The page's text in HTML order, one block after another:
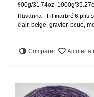
900g/31.74oz 1000g/
Havanna - Fil marbré 6 plis
clair, beige, gravier, boue,
Comparer Ajouter à